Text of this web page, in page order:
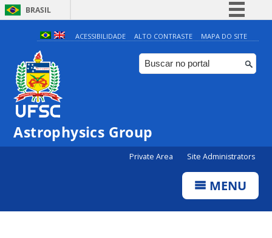
BRASIL
Simplifique!
Comunica BR
Participe
ACESSIBILIDADE ALTO CONTRASTE MAPA DO SITE
Astrophysics Group
Private Area Site Administrators
MENU